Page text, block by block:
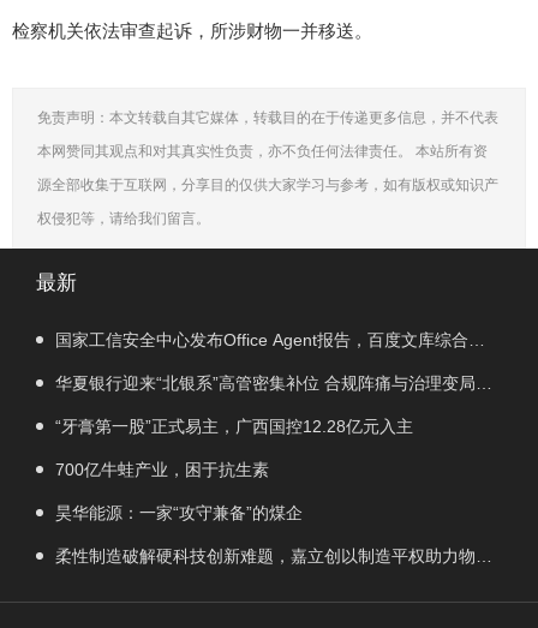
检察机关依法审查起诉，所涉财物一并移送。
免责声明：本文转载自其它媒体，转载目的在于传递更多信息，并不代表
本网赞同其观点和对其真实性负责，亦不负任何法律责任。 本站所有资
源全部收集于互联网，分享目的仅供大家学习与参考，如有版权或知识产
权侵犯等，请给我们留言。
最新
国家工信安全中心发布Office Agent报告，百度文库综合排
名第一
华夏银行迎来“北银系”高管密集补位 合规阵痛与治理变局交
织 “牙膏第一股”正式易主，广西国控12.28亿元入主
700亿牛蛙产业，困于抗生素
昊华能源：一家“攻守兼备”的煤企
柔性制造破解硬科技创新难题，嘉立创以制造平权助力物理
AI落地